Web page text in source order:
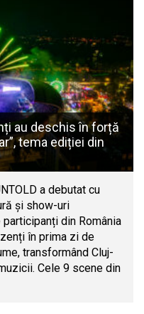
au deschis în forță
tema ediției din
a debutat cu
și show-uri
din România
în prima zi de
transformând Cluj-
Cele 9 scene din